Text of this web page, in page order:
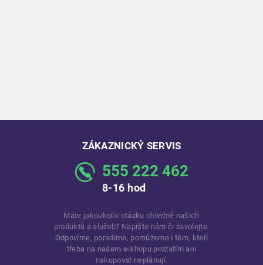
ZÁKAZNICKÝ SERVIS
555 222 462
8-16 hod
Máte jakoukoliv otázku ohledně našich
produktů a služeb? Napište nám či zavolejte.
Odpovíme, poradíme, pomůžeme i těm, kteří
třeba na našem e-shopu prozatím ani
nakupovat neplánují.